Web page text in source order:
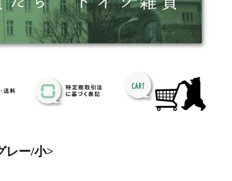
レー/小>